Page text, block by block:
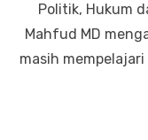
Politik, Hukum
Mahfud MD
masih